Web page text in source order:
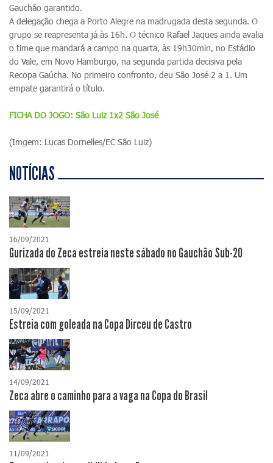
Gauchão garantido.
A delegação chega a Porto Alegre na madrugada desta segunda. O
grupo se reapresenta já às 16h. O técnico Rafael Jaques ainda avalia
o time que mandará a campo na quarta, às 19h30min, no Estádio
do Vale, em Novo Hamburgo, na segunda partida decisiva pela
Recopa Gaúcha. No primeiro confronto, deu São José 2 a 1. Um
empate garantirá o título.
FICHA DO JOGO: São Luiz 1x2 São José
(Imgem: Lucas Dornelles/EC São Luiz)
NOTÍCIAS
16/09/2021
Gurizada do Zeca estreia neste sábado no Gauchão Sub-20
15/09/2021
Estreia com goleada na Copa Dirceu de Castro
14/09/2021
Zeca abre o caminho para a vaga na Copa do Brasil
11/09/2021